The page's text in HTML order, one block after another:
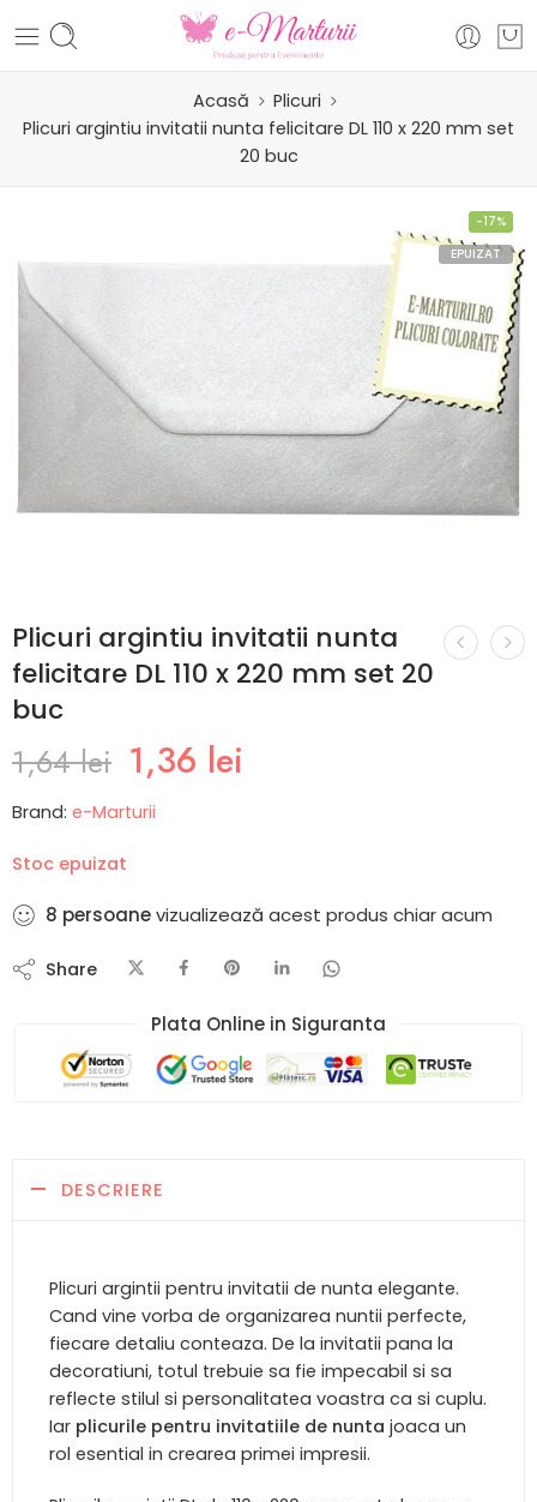
Acasă
Plicuri
Plicuri argintiu invitatii nunta felicitare DL 110 x 220 mm set
20 buc
-17%
EPUIZAT
Plicuri argintiu invitatii nunta
felicitare DL 110 x 220 mm set 20
buc
1,64lei 1,36 lei
Brand: e-Marturii
Stoc epuizat
8 persoanevizualizează acest produs chiar acum
Share
Plata Online in Siguranta​
DESCRIERE
Plicuri argintii pentru invitatii de nunta elegante.
Cand vine vorba de organizarea nuntii perfecte,
fiecare detaliu conteaza. De la invitatii pana la
decoratiuni, totul trebuie sa fie impecabil si sa
reflecte stilul si personalitatea voastra ca si cuplu.
Iar plicurile pentru invitatiile de nunta joaca un
rol esential in crearea primei impresii.